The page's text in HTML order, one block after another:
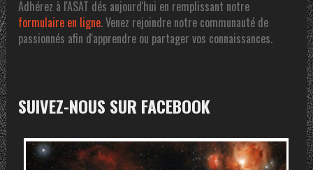
Adhérez à l'ASAT dés aujourd'hui en remplissant notre
formulaire en ligne. Venez rejoindre notre communauté de
passionnés afin d'apprendre ou partager vos connaissances.
SUIVEZ-NOUS SUR FACEBOOK